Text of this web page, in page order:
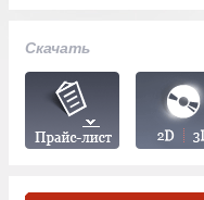
Скачать